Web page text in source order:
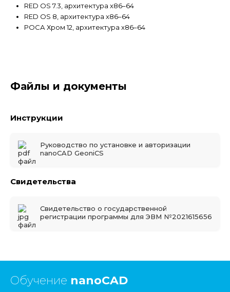
RED OS 7.3, архитектура x86–64
RED OS 8, архитектура x86–64
РОСА Хром 12, архитектура x86–64
Файлы и документы
Инструкции
Руководство по установке и авторизации
nanoCAD GeoniCS
Свидетельства
Свидетельство о государственной
регистрации программы для ЭВМ №2021615656
Обучение nanoCAD